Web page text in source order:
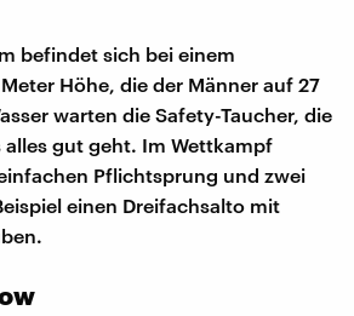
befindet sich bei einem
Höhe, die der Männer auf 27
warten die Safety-Taucher, die
gut geht. Im Wettkampf
Pflichtsprung und zwei
einen Dreifachsalto mit